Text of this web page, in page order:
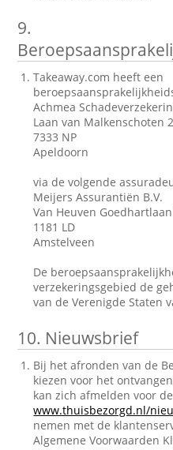
9.
Takeaway.com heeft een
Achmea
Laan van Malkenschoten
7333 NP
Apeldoorn
via de volgende
Meijers Assurantiën B.V.
Van Heuven
1181 LD
Amstelveen
De
verzekeringsgebied de
van de Verenigde Staten
10. Nieuwsbrief
Bij het afronden van de
kiezen voor het
kan zich afmelden voor
www.thuisbezorgd.nl/
nemen met de
Algemene Voorwaarden